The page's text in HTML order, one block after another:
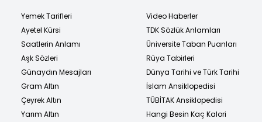
Yemek Tarifleri
Ayetel Kürsi
Saatlerin Anlamı
Aşk Sözleri
Günaydın Mesajları
Gram Altın
Çeyrek Altın
Yarım Altın
Video Haberler
TDK Sözlük Anlamları
Üniversite Taban Puanları
Rüya Tabirleri
Dünya Tarihi ve Türk Tarihi
İslam Ansiklopedisi
TÜBİTAK Ansiklopedisi
Hangi Besin Kaç Kalori